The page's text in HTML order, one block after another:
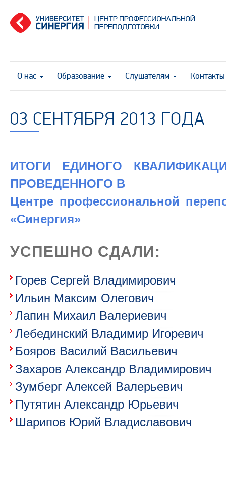
О нас Образование Слушателям Контакты
03 СЕНТЯБРЯ 2013 ГОДА
ИТОГИ ЕДИНОГО
ПРОВЕДЕННОГО В
Центре профессиональной
«Синергия»
УСПЕШНО СДАЛИ:
Горев Сергей Владимирович
Ильин Максим Олегович
Лапин Михаил Валериевич
Лебединский Владимир Игоревич
Бояров Василий Васильевич
Захаров Александр Владимирович
Зумберг Алексей Валерьевич
Путятин Александр Юрьевич
Шарипов Юрий Владиславович